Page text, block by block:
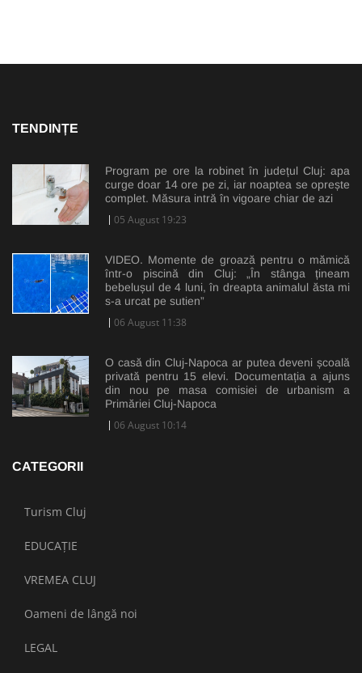
TENDINȚE
Program pe ore la robinet în județul Cluj: apa
curge doar 14 ore pe zi, iar noaptea se oprește
complet. Măsura intră în vigoare chiar de azi
05 August 19:23
VIDEO. Momente de groază pentru o mămică
într-o piscină din Cluj: „În stânga țineam
bebelușul de 4 luni, în dreapta animalul ăsta mi
s-a urcat pe sutien”
06 August 11:38
O casă din Cluj-Napoca ar putea deveni școală
privată pentru 15 elevi. Documentația a ajuns
din nou pe masa comisiei de urbanism a
Primăriei Cluj-Napoca
06 August 10:14
CATEGORII
Turism Cluj
EDUCAȚIE
VREMEA CLUJ
Oameni de lângă noi
LEGAL